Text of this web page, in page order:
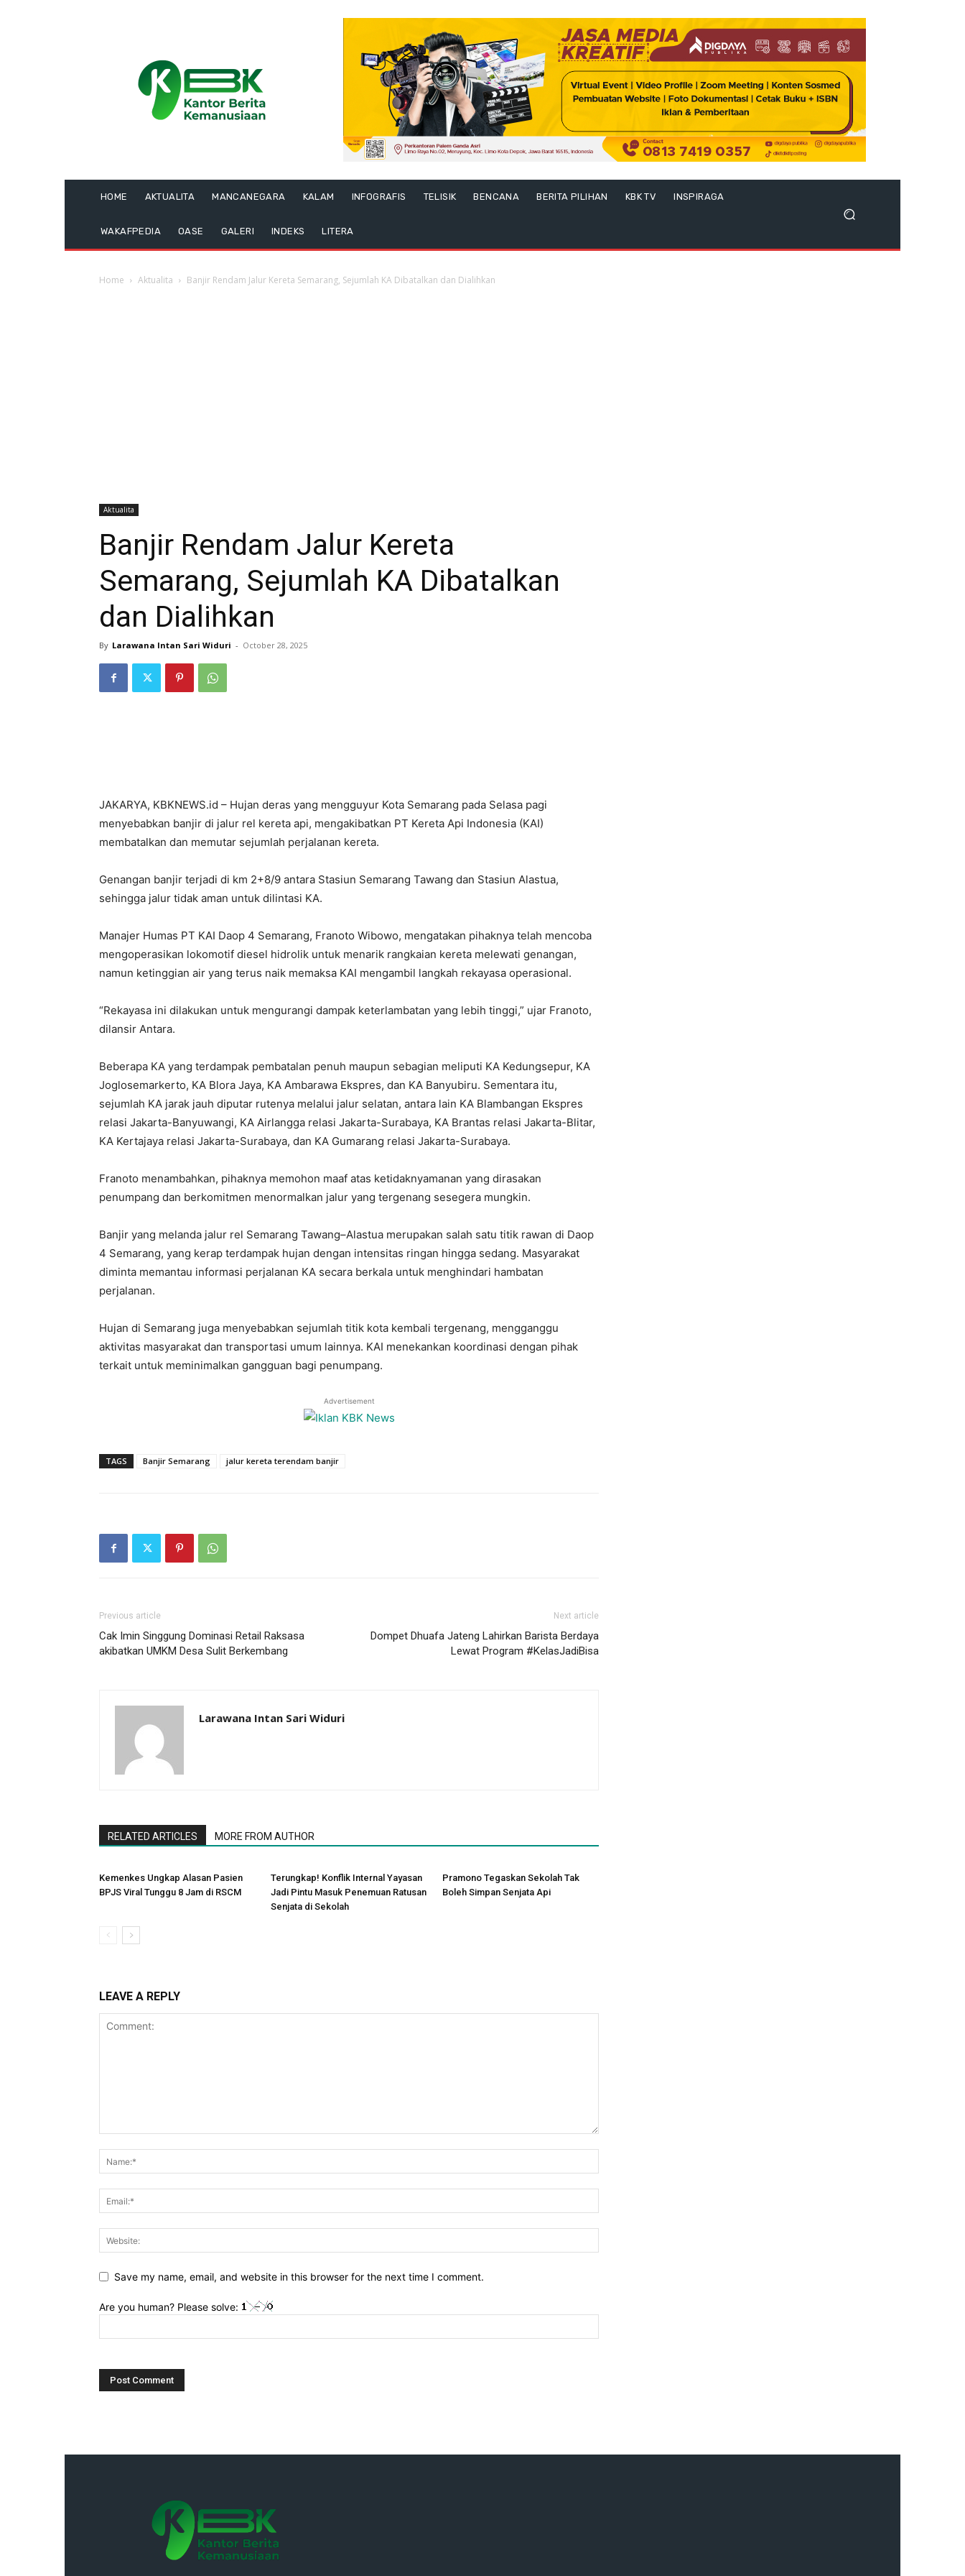
HOME AKTUALITA MANCANEGARA KALAM INFOGRAFIS TELISIK BENCANA BERITA PILIHAN KBK TV INSPIRAGA
WAKAFPEDIA OASE GALERI INDEKS LITERA
Home Aktualita Banjir Rendam Jalur Kereta Semarang, Sejumlah KA Dibatalkan dan Dialihkan
Aktualita
Banjir Rendam Jalur Kereta
Semarang, Sejumlah KA Dibatalkan
dan Dialihkan
By Larawana Intan Sari Widuri - October 28, 2025
JAKARYA, KBKNEWS.id – Hujan deras yang mengguyur Kota Semarang pada Selasa pagi
menyebabkan banjir di jalur rel kereta api, mengakibatkan PT Kereta Api Indonesia (KAI)
membatalkan dan memutar sejumlah perjalanan kereta.
Genangan banjir terjadi di km 2+8/9 antara Stasiun Semarang Tawang dan Stasiun Alastua,
sehingga jalur tidak aman untuk dilintasi KA.
Manajer Humas PT KAI Daop 4 Semarang, Franoto Wibowo, mengatakan pihaknya telah mencoba
mengoperasikan lokomotif diesel hidrolik untuk menarik rangkaian kereta melewati genangan,
namun ketinggian air yang terus naik memaksa KAI mengambil langkah rekayasa operasional.
“Rekayasa ini dilakukan untuk mengurangi dampak keterlambatan yang lebih tinggi,” ujar Franoto,
dilansir Antara.
Beberapa KA yang terdampak pembatalan penuh maupun sebagian meliputi KA Kedungsepur, KA
Joglosemarkerto, KA Blora Jaya, KA Ambarawa Ekspres, dan KA Banyubiru. Sementara itu,
sejumlah KA jarak jauh diputar rutenya melalui jalur selatan, antara lain KA Blambangan Ekspres
relasi Jakarta-Banyuwangi, KA Airlangga relasi Jakarta-Surabaya, KA Brantas relasi Jakarta-Blitar,
KA Kertajaya relasi Jakarta-Surabaya, dan KA Gumarang relasi Jakarta-Surabaya.
Franoto menambahkan, pihaknya memohon maaf atas ketidaknyamanan yang dirasakan
penumpang dan berkomitmen menormalkan jalur yang tergenang sesegera mungkin.
Banjir yang melanda jalur rel Semarang Tawang–Alastua merupakan salah satu titik rawan di Daop
4 Semarang, yang kerap terdampak hujan dengan intensitas ringan hingga sedang. Masyarakat
diminta memantau informasi perjalanan KA secara berkala untuk menghindari hambatan
perjalanan.
Hujan di Semarang juga menyebabkan sejumlah titik kota kembali tergenang, mengganggu
aktivitas masyarakat dan transportasi umum lainnya. KAI menekankan koordinasi dengan pihak
terkait untuk meminimalkan gangguan bagi penumpang.
Advertisement
TAGS Banjir Semarang jalur kereta terendam banjir
Previous article
Cak Imin Singgung Dominasi Retail Raksasa
akibatkan UMKM Desa Sulit Berkembang
Next article
Dompet Dhuafa Jateng Lahirkan Barista Berdaya
Lewat Program #KelasJadiBisa
Larawana Intan Sari Widuri
RELATED ARTICLES MORE FROM AUTHOR
Kemenkes Ungkap Alasan Pasien
BPJS Viral Tunggu 8 Jam di RSCM
Terungkap! Konflik Internal Yayasan
Jadi Pintu Masuk Penemuan Ratusan
Senjata di Sekolah
Pramono Tegaskan Sekolah Tak
Boleh Simpan Senjata Api
LEAVE A REPLY
Save my name, email, and website in this browser for the next time I comment.
Are you human? Please solve: